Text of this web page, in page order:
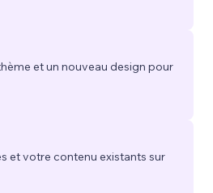
et un nouveau design pour
et votre contenu existants sur